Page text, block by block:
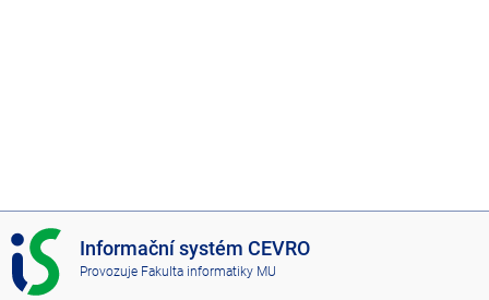
I
S
C
Informační systém CEVRO
Provozuje Fakulta informatiky MU